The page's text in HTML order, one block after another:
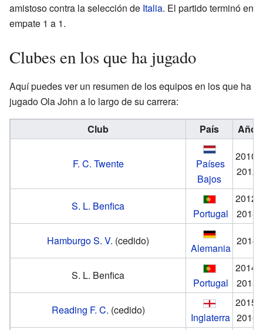
amistoso contra la selección de Italia. El partido terminó en
empate 1 a 1.
Clubes en los que ha jugado
Aquí puedes ver un resumen de los equipos en los que ha
jugado Ola John a lo largo de su carrera:
Club País Año
F. C. Twente
Países
Bajos
2010-
2012
S. L. Benfica
Portugal
2012-
2013
Hamburgo S. V. (cedido)
Alemania
2014
S. L. Benfica
Portugal
2014-
2015
Reading F. C. (cedido)
Inglaterra
2015-
2016